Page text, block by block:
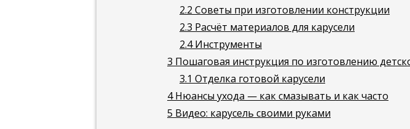
2.2 Советы при изготовлении конструкции
2.3 Расчёт материалов для карусели
2.4Инструменты
3 Пошаговая инструкция по изготовлению
3.1 Отделка готовой карусели
4Нюансы ухода — как смазывать и как часто
5 Видео: карусель своими руками